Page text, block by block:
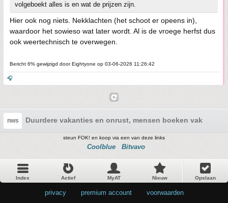
volgeboekt alles is en wat de prijzen zijn.
Hier ook nog niets. Nekklachten (het schoot er opeens in),
waardoor het sowieso wat later wordt. Al is de vroege herfst dus
ook weertechnisch te overwegen.
Bericht 6% gewijzigd door Eightyone op 03-06-2026 11:26:42
🎧
nws Duurdere vakanties en onrust, mensen boeken vaker
steun FOK! en koop via een van deze links
Coolblue Bitvavo
Index Actief MyAT Nieuw Opslaan
privacy premium account voorwaarden